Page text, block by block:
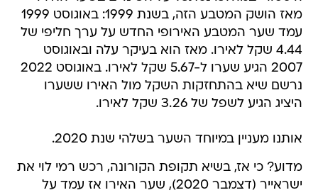
מאז הושק המטבע הזה, בשנת 1999: באוגוסט 1999
עמד שער המטבע האירופי החדש על ערך חליפי של
4.44 שקל לאירו. מאז הוא בעיקר עלה ובאוגוסט
2007 הגיע שערו ל-5.67 שקל לאירו. באוגוסט 2022
נרשם שיא בהתחזקות השקל מול האירו ששערו
היציג הגיע לשפל של 3.26 שקל לאירו.
אותנו מעניין במיוחד השער בשלהי שנת 2020.
מדוע? כי אז, בשיא תקופת הקורונה, רכש רמי לוי את
ישראייר (דצמבר 2020), שער האירו אז עמד על